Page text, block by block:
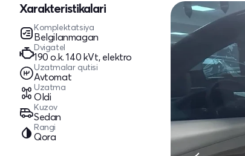
Xarakteristikalari
Komplektatsiya
Belgilanmagan
Dvigatel
190 o.k. 140 kVt, elektro
Uzatmalar qutisi
Avtomat
Uzatma
Oldi
Kuzov
Sedan
Rangi
Qora